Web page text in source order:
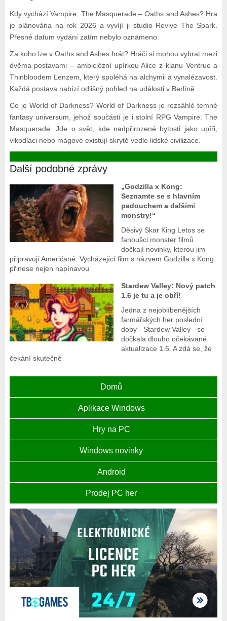
Kdy vychází Vampire: The Masquerade – Oaths and Ashes? Hra
je plánována na rok 2026 a vyvíjí ji studio Revive The Spark.
Přesné datum vydání zatím nebylo oznámeno.
Za koho lze v Oaths and Ashes hrát? Hráči si mohou vybrat mezi
dvěma postavami – ambiciózní upírkou Alice z klanu Ventrue a
Thinbloodem Lenzem, který spoléhá na alchymii a vynalézavost.
Každá postava nabízí odlišný pohled na události v Berlíně.
Co je World of Darkness? World of Darkness je rozsáhlé temné
fantasy universum, jehož součástí je i stolní RPG Vampire: The
Masquerade. Jde o svět, kde nadpřirozené bytosti jako upíři,
vlkodlaci nebo mágové existují skrytě vedle lidské civilizace.
Další podobné zprávy
„Godzilla x Kong:
Seznamte se s hlavním
padouchem a dalšími
monstry!“
Děsivý Skar King Letos se
fanoušci monster filmů
dočkají novinky, kterou jim
připravují Američané. Vycházející film s názvem Godzilla x Kong
přinese nejen napínavou
Stardew Valley: Nový patch
1.6 je tu a je obří!
Jedna z nejoblíbenějších
farmářských her poslední
doby - Stardew Valley - se
dočkala dlouho očekávané
aktualizace 1.6. A zdá se, že
čekání skutečně
Domů
Aplikace Windows
Hry na PC
Windows novinky
Android
Prodej PC her